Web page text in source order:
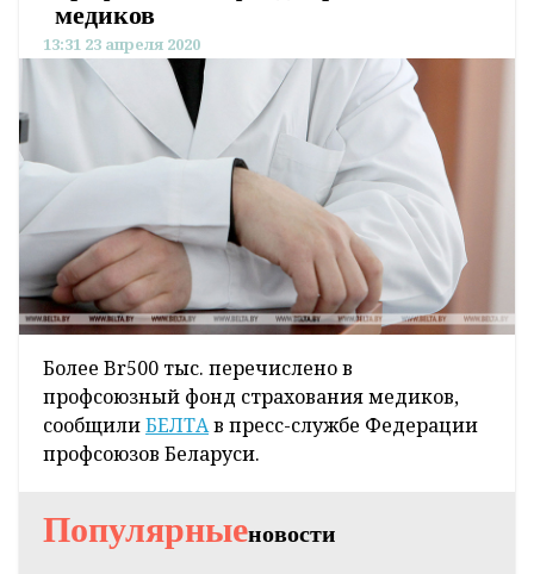
медиков
13:31 23 апреля 2020
Более Br500 тыс. перечислено в
профсоюзный фонд страхования медиков,
сообщилиБЕЛТАв пресс-службе Федерации
профсоюзов Беларуси.
Популярныеновости